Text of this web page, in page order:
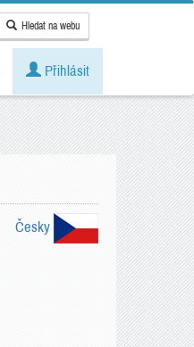
Hledat na webu
Přihlásit
Česky